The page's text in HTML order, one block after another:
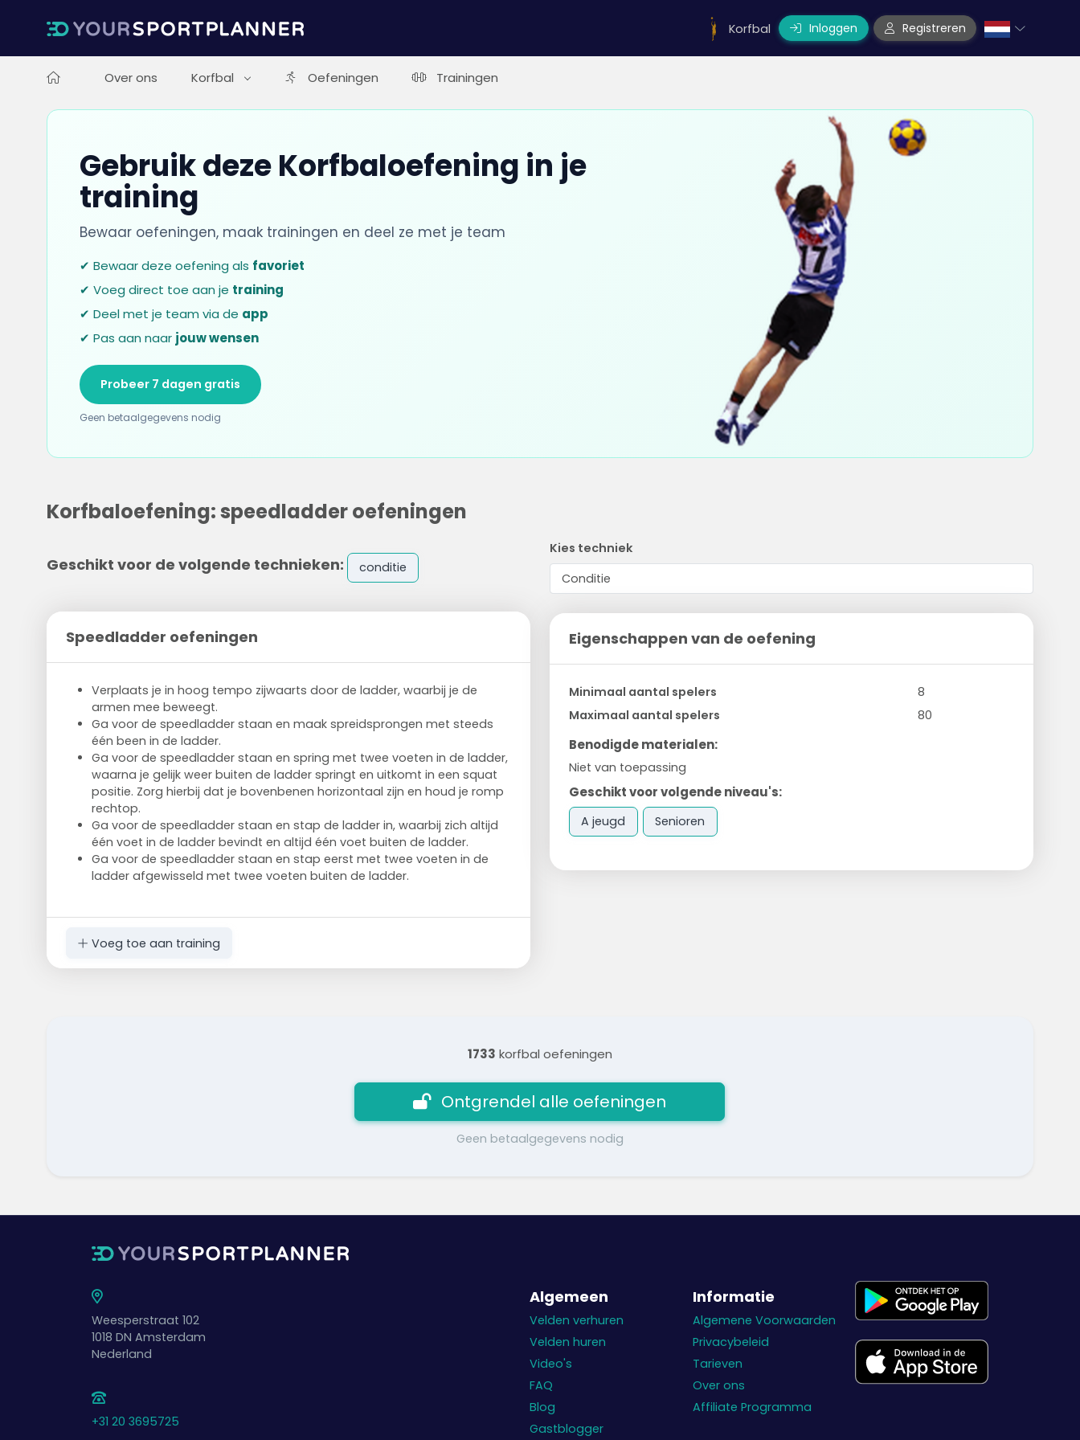
Korfbal Inloggen Registreren
Over ons Korfbal Oefeningen Trainingen
Gebruik deze Korfbaloefening in je
training
Bewaar oefeningen, maak trainingen en deel ze met je team
✔ Bewaar deze oefening als favoriet
✔ Voeg direct toe aan je training
✔ Deel met je team via de app
✔ Pas aan naar jouw wensen
Probeer 7 dagen gratis
Geen betaalgegevens nodig
Korfbaloefening: speedladder oefeningen
Geschikt voor de volgende technieken: conditie
Speedladder oefeningen
Verplaats je in hoog tempo zijwaarts door de ladder, waarbij je de
armen mee beweegt.
Ga voor de speedladder staan en maak spreidsprongen met steeds
één been in de ladder.
Ga voor de speedladder staan en spring met twee voeten in de ladder,
waarna je gelijk weer buiten de ladder springt en uitkomt in een squat
positie. Zorg hierbij dat je bovenbenen horizontaal zijn en houd je romp
rechtop.
Ga voor de speedladder staan en stap de ladder in, waarbij zich altijd
één voet in de ladder bevindt en altijd één voet buiten de ladder.
Ga voor de speedladder staan en stap eerst met twee voeten in de
ladder afgewisseld met twee voeten buiten de ladder.
Voeg toe aan training
Kies techniek
Eigenschappen van de oefening
Minimaal aantal spelers
8
Maximaal aantal spelers
80
Benodigde materialen:
Niet van toepassing
Geschikt voor volgende niveau's:
A jeugd Senioren
1733 korfbal oefeningen
Ontgrendel alle oefeningen
Geen betaalgegevens nodig
Weesperstraat 102
1018 DN Amsterdam
Nederland
+31 20 3695725
Algemeen
Velden verhuren
Velden huren
Video's
FAQ
Blog
Gastblogger
Informatie
Algemene Voorwaarden
Privacybeleid
Tarieven
Over ons
Affiliate Programma